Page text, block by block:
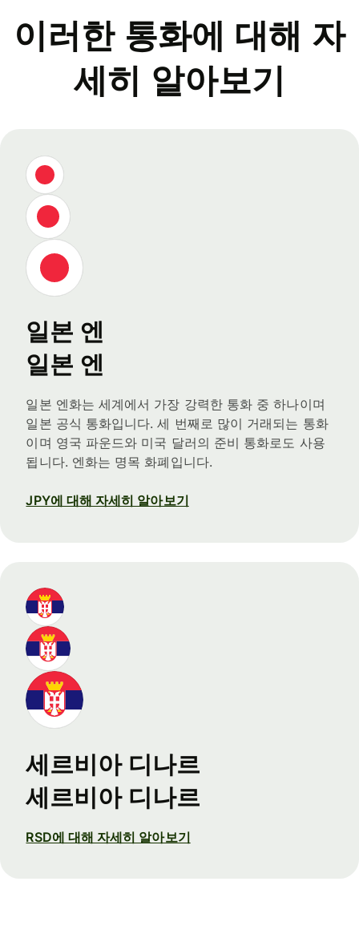
이러한 통화에 대해 자
세히 알아보기
일본 엔
일본 엔
일본 엔화는 세계에서 가장 강력한 통화 중 하나이며
일본 공식 통화입니다. 세 번째로 많이 거래되는 통화
이며 영국 파운드와 미국 달러의 준비 통화로도 사용
됩니다. 엔화는 명목 화폐입니다.
JPY에 대해 자세히 알아보기
세르비아 디나르
세르비아 디나르
RSD에 대해 자세히 알아보기